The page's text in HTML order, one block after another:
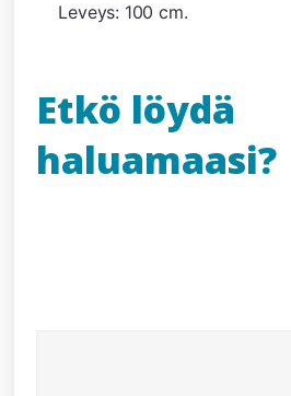
Leveys: 100 cm.
Etkö löydä
haluamaasi?